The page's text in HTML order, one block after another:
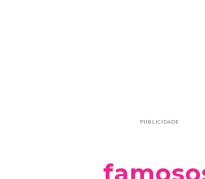
PUBLICIDADE